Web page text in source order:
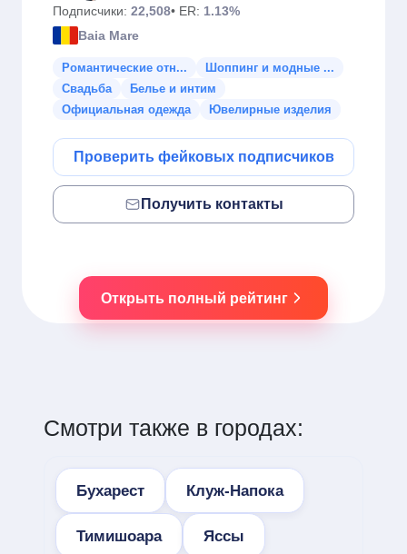
Подписчики: 22,508• ER: 1.13%
Baia Mare
Романтические отн...
Шоппинг и модные ...
Свадьба
Белье и интим
Официальная одежда
Ювелирные изделия
Проверить фейковых подписчиков
Получить контакты
Открыть полный рейтинг
Смотри также в городах:
Бухарест Клуж-Напока
Тимишоара Яссы